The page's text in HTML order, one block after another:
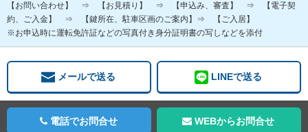
【お問い合わせ】 ⇒ 【お見積り】 ⇒ 【申込み、審査】 ⇒ 【電子契
約、ご入金】 ⇒ 【鍵所在、駐車区画のご案内】⇒ 【ご入居】
※お申込時に運転免許証などの写真付き身分証明書の写しなどを添付
メールで送る LINEで送る
電話でお問合せ WEBからお問合せ